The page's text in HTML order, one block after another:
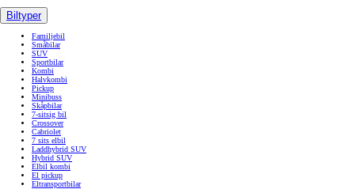
Biltyper
Familjebil
Småbilar
SUV
Sportbilar
Kombi
Halvkombi
Pickup
Minibuss
Skåpbilar
7-sitsig bil
Crossover
Cabriolet
7 sits elbil
Laddhybrid SUV
Hybrid SUV
Elbil kombi
El pickup
Eltransportbilar